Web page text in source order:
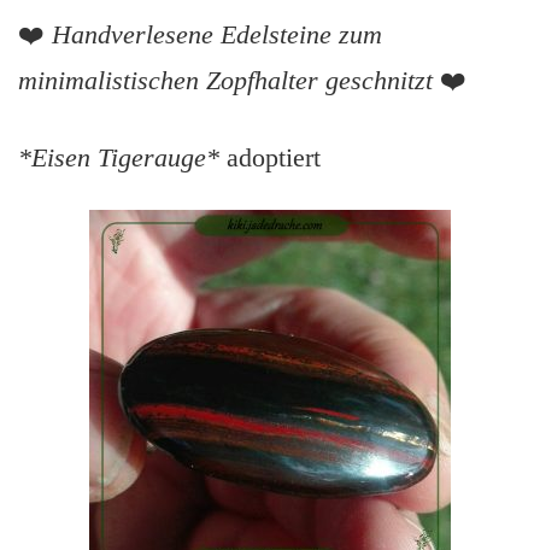
❤️ Handverlesene Edelsteine zum
minimalistischen Zopfhalter geschnitzt❤️
*Eisen Tigerauge* adoptiert